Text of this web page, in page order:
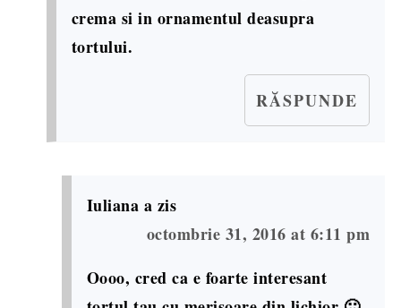
crema si in ornamentul deasupra
tortului.
RĂSPUNDE
Iuliana a zis
octombrie 31, 2016 at 6:11 pm
Oooo, cred ca e foarte interesant